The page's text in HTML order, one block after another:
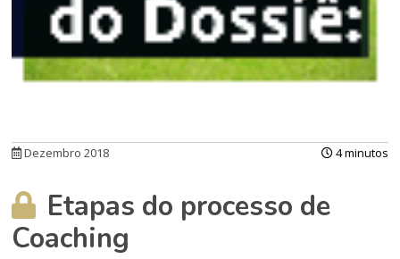
Dezembro 2018 4 minutos
Etapas do processo de
Coaching